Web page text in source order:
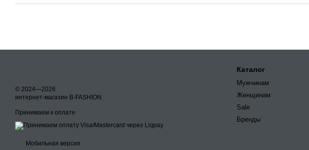
© 2024—2026
интернет-магазин B-FASHION
Принимаем к оплате
Мобильная версия
Каталог
Мужчинам
Женщинам
Sale
Бренды